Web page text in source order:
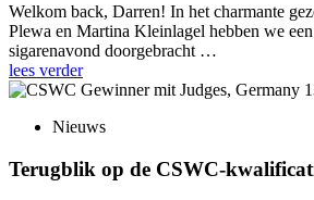
Welkom back, Darren! In het charmante
Plewa en Martina Kleinlagel hebben we
sigarenavond doorgebracht …
lees verder
Nieuws
Terugblik op de CSWC-